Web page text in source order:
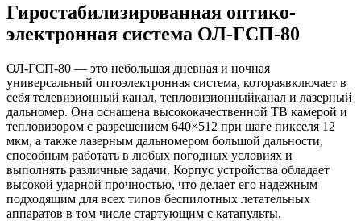
Гиростабилизированная оптико-
электронная система ОЛ-ГСП-80
ОЛ-ГСП-80 — это небольшая дневная и ночная
универсальный оптоэлектронная система, котораявключает в
себя телевизионный канал, тепловизионныйканал и лазерный
дальномер. Она оснащена высококачественной ТВ камерой и
тепловизором с разрешением 640×512 при шаге пикселя 12
мкм, а также лазерным дальномером большой дальности,
способным работать в любых погодных условиях и
выполнять различные задачи. Корпус устройства обладает
высокой ударной прочностью, что делает его надежным
подходящим для всех типов беспилотных летательных
аппаратов в том числе стартующим с катапульты.